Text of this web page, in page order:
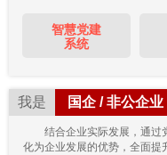
智慧党建
系统
我是 国企 / 非公企业
结合企业实际发展，通过
化为企业发展的优势，全面提